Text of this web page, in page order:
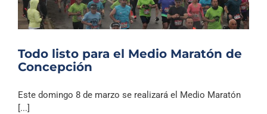
Noticias
Columnas
Todo listo para el Medio Maratón de
Concepción
Este domingo 8 de marzo se realizará el Medio Maratón
[...]